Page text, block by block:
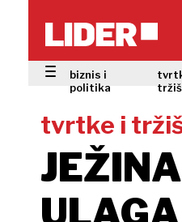
biznis i
politika
tvrtke i